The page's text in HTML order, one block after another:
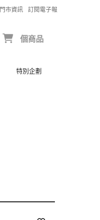
門市資訊 訂閱電子報
個商品
特別企劃